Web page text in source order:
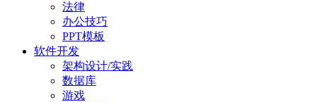
法律
办公技巧
PPT模板
软件开发
架构设计/实践
数据库
游戏